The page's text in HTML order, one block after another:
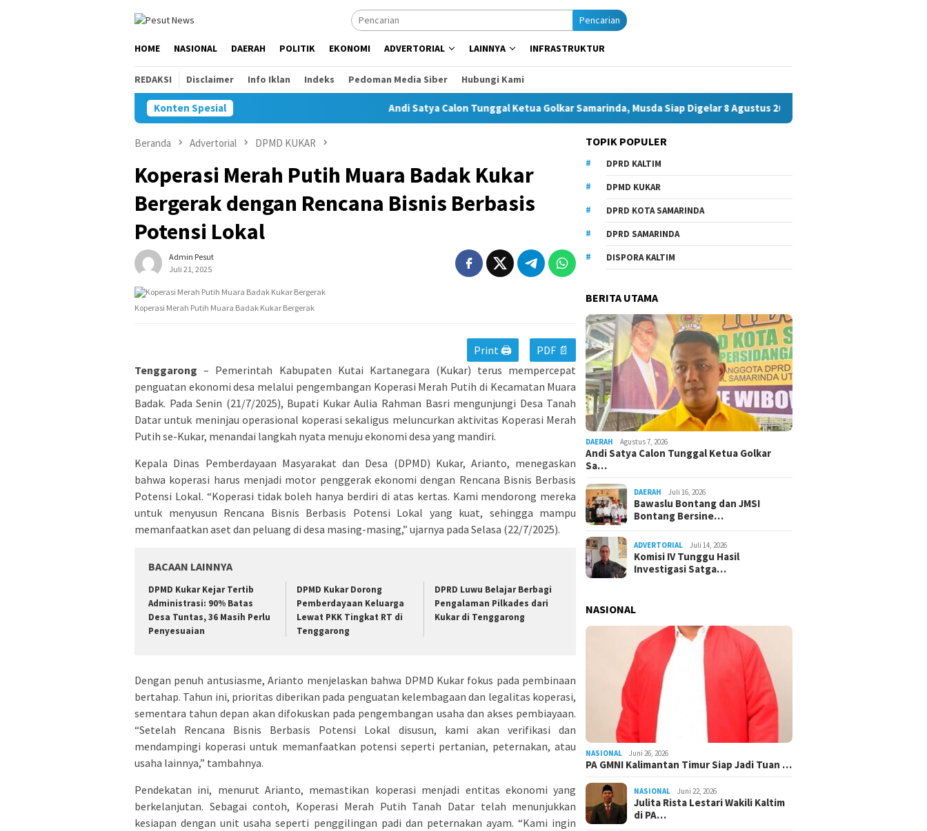
Pencarian
HOME NASIONAL DAERAH POLITIK EKONOMI ADVERTORIAL LAINNYA INFRASTRUKTUR
REDAKSI Disclaimer Info Iklan Indeks Pedoman Media Siber Hubungi Kami
Konten Spesial Andi Satya Calon Tunggal Ketua Golkar Samarinda, Musda Siap Digelar 8 Agustus 2026
Beranda Advertorial DPMD KUKAR
Koperasi Merah Putih Muara Badak Kukar
Bergerak dengan Rencana Bisnis Berbasis
Potensi Lokal
Admin Pesut
Juli 21, 2025
Koperasi Merah Putih Muara Badak Kukar Bergerak
Print 🖨
PDF 📄
Tenggarong – Pemerintah Kabupaten Kutai Kartanegara (Kukar) terus mempercepat
penguatan ekonomi desa melalui pengembangan Koperasi Merah Putih di Kecamatan Muara
Badak. Pada Senin (21/7/2025), Bupati Kukar Aulia Rahman Basri mengunjungi Desa Tanah
Datar untuk meninjau operasional koperasi sekaligus meluncurkan aktivitas Koperasi Merah
Putih se-Kukar, menandai langkah nyata menuju ekonomi desa yang mandiri.
Kepala Dinas Pemberdayaan Masyarakat dan Desa (DPMD) Kukar, Arianto, menegaskan
bahwa koperasi harus menjadi motor penggerak ekonomi dengan Rencana Bisnis Berbasis
Potensi Lokal. “Koperasi tidak boleh hanya berdiri di atas kertas. Kami mendorong mereka
untuk menyusun Rencana Bisnis Berbasis Potensi Lokal yang kuat, sehingga mampu
memanfaatkan aset dan peluang di desa masing-masing,” ujarnya pada Selasa (22/7/2025).
BACAAN LAINNYA
DPMD Kukar Kejar Tertib
Administrasi: 90% Batas
Desa Tuntas, 36 Masih Perlu
Penyesuaian
DPMD Kukar Dorong
Pemberdayaan Keluarga
Lewat PKK Tingkat RT di
Tenggarong
DPRD Luwu Belajar Berbagi
Pengalaman Pilkades dari
Kukar di Tenggarong
Dengan penuh antusiasme, Arianto menjelaskan bahwa DPMD Kukar fokus pada pembinaan
bertahap. Tahun ini, prioritas diberikan pada penguatan kelembagaan dan legalitas koperasi,
sementara tahun depan akan difokuskan pada pengembangan usaha dan akses pembiayaan.
“Setelah Rencana Bisnis Berbasis Potensi Lokal disusun, kami akan verifikasi dan
mendampingi koperasi untuk memanfaatkan potensi seperti pertanian, peternakan, atau
usaha lainnya,” tambahnya.
Pendekatan ini, menurut Arianto, memastikan koperasi menjadi entitas ekonomi yang
berkelanjutan. Sebagai contoh, Koperasi Merah Putih Tanah Datar telah menunjukkan
kesiapan dengan unit usaha seperti penggilingan padi dan peternakan ayam. “Kami ingin
TOPIK POPULER
DPRD KALTIM
DPMD KUKAR
DPRD KOTA SAMARINDA
DPRD SAMARINDA
DISPORA KALTIM
BERITA UTAMA
DAERAH Agustus 7, 2026
Andi Satya Calon Tunggal Ketua Golkar
Sa…
DAERAH Juli 16, 2026
Bawaslu Bontang dan JMSI
Bontang Bersine…
ADVERTORIAL Juli 14, 2026
Komisi IV Tunggu Hasil
Investigasi Satga…
NASIONAL
NASIONAL Juni 26, 2026
PA GMNI Kalimantan Timur Siap Jadi Tuan …
NASIONAL Juni 22, 2026
Julita Rista Lestari Wakili Kaltim
di PA…